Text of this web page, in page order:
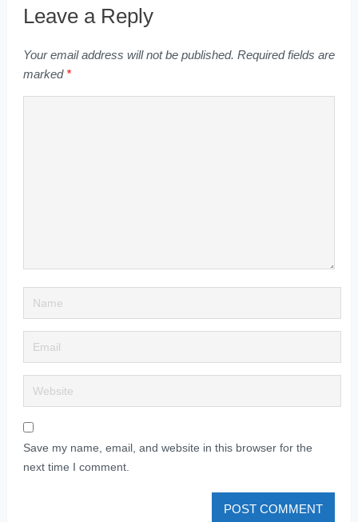
Leave a Reply
Your email address will not be published. Required fields are
marked *
Save my name, email, and website in this browser for the
next time I comment.